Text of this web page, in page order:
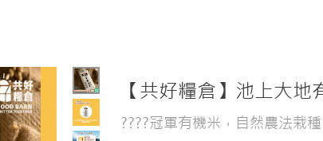
【共好糧倉】池上大地
????冠軍有機米，自然農法栽